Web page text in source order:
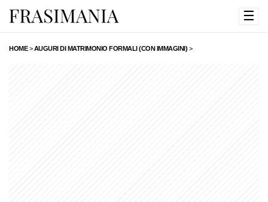
☰
HOME>AUGURI DI MATRIMONIO FORMALI (CON IMMAGINI) >